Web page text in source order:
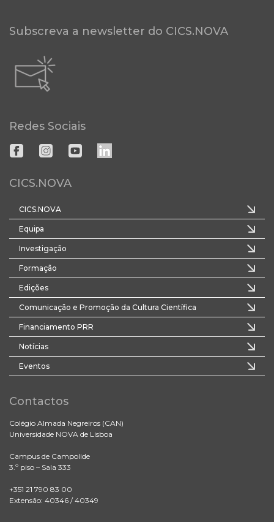
Subscreva a newsletter do CICS.NOVA
Redes Sociais
CICS.NOVA
CICS.NOVA
Equipa
Investigação
Formação
Edições
Comunicação e Promoção da Cultura Científica
Financiamento PRR
Notícias
Eventos
Contactos
Colégio Almada Negreiros (CAN)
Universidade NOVA de Lisboa
Campus de Campolide
3.º piso – Sala 333
+351 21 790 83 00
Extensão: 40346 / 40349